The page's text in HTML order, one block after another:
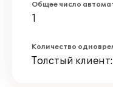
Общее число
1
Количество
Толстый клиент: